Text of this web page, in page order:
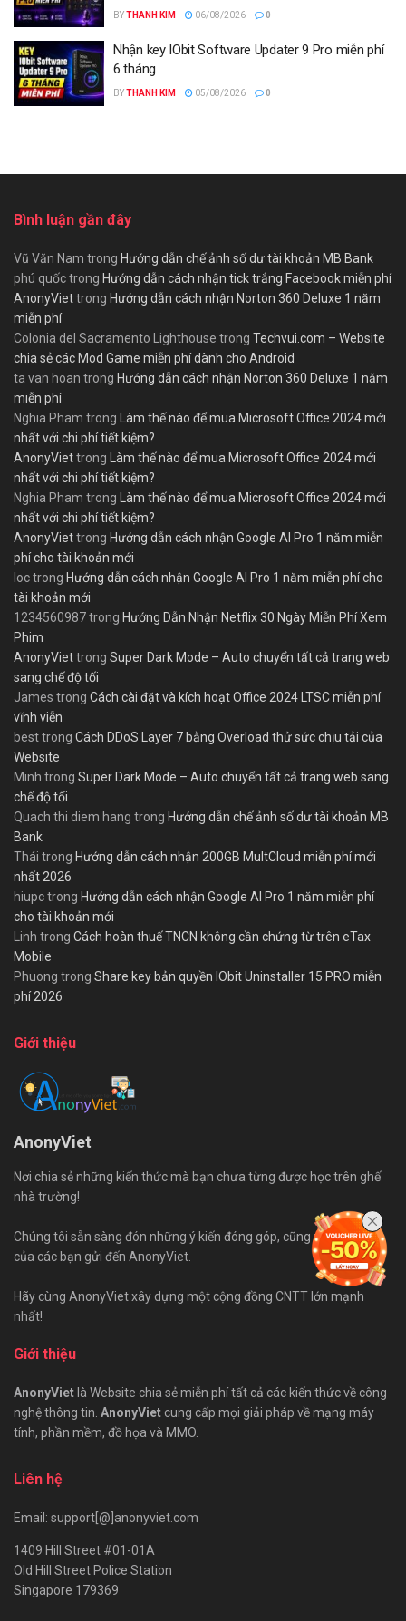
BYTHANH KIM 06/08/2026 0
Nhận key IObit Software Updater 9 Pro miễn phí
6 tháng
BYTHANH KIM 05/08/2026 0
Bình luận gần đây
Vũ Văn Nam trong Hướng dẫn chế ảnh số dư tài khoản MB Bank
phú quốctrong Hướng dẫn cách nhận tick trắng Facebook miễn phí
AnonyViettrong Hướng dẫn cách nhận Norton 360 Deluxe 1 năm
miễn phí
Colonia del Sacramento Lighthouse trong Techvui.com – Website
chia sẻ các Mod Game miễn phí dành cho Android
ta van hoan trong Hướng dẫn cách nhận Norton 360 Deluxe 1 năm
miễn phí
Nghia Pham trong Làm thế nào để mua Microsoft Office 2024 mới
nhất với chi phí tiết kiệm?
AnonyViettrong Làm thế nào để mua Microsoft Office 2024 mới
nhất với chi phí tiết kiệm?
Nghia Pham trong Làm thế nào để mua Microsoft Office 2024 mới
nhất với chi phí tiết kiệm?
AnonyViettrong Hướng dẫn cách nhận Google AI Pro 1 năm miễn
phí cho tài khoản mới
loctrong Hướng dẫn cách nhận Google AI Pro 1 năm miễn phí cho
tài khoản mới
1234560987trong Hướng Dẫn Nhận Netflix 30 Ngày Miễn Phí Xem
Phim
AnonyViettrong Super Dark Mode – Auto chuyển tất cả trang web
sang chế độ tối
James trong Cách cài đặt và kích hoạt Office 2024 LTSC miễn phí
vĩnh viễn
besttrong Cách DDoS Layer 7 bằng Overload thử sức chịu tải của
Website
Minh trong Super Dark Mode – Auto chuyển tất cả trang web sang
chế độ tối
Quach thi diem hang trong Hướng dẫn chế ảnh số dư tài khoản MB
Bank
Thái trong Hướng dẫn cách nhận 200GB MultCloud miễn phí mới
nhất 2026
hiupctrong Hướng dẫn cách nhận Google AI Pro 1 năm miễn phí
cho tài khoản mới
Linh trong Cách hoàn thuế TNCN không cần chứng từ trên eTax
Mobile
Phuong trong Share key bản quyền IObit Uninstaller 15 PRO miễn
phí 2026
Giới thiệu
AnonyViet
Nơi chia sẻ những kiến thức mà bạn chưa từng được học trên ghế
nhà trường!
Chúng tôi sẵn sàng đón những ý kiến đóng góp, cũng như bài viết
của các bạn gửi đến AnonyViet.
Hãy cùng AnonyViet xây dựng một cộng đồng CNTT lớn mạnh
nhất!
Giới thiệu
AnonyVietlà Website chia sẻ miễn phí tất cả các kiến thức về công
nghệ thông tin. AnonyViet cung cấp mọi giải pháp về mạng máy
tính, phần mềm, đồ họa và MMO.
Liên hệ
Email: support[@]anonyviet.com
1409 Hill Street #01-01A
Old Hill Street Police Station
Singapore 179369